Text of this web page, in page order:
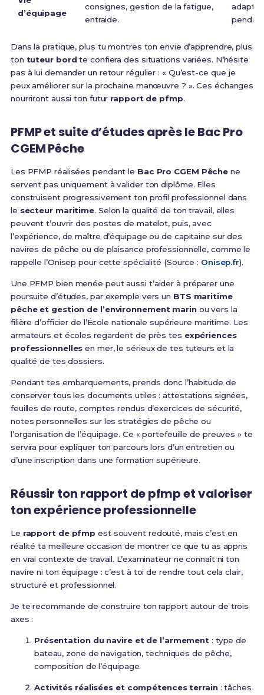
d’équipage
consignes, gestion de la fatigue,
entraide.
Dans la pratique, plus tu montres ton envie d’apprendre, plus
ton tuteur bord te confiera des situations variées. N’hésite
pas à lui demander un retour régulier : « Qu’est-ce que je
peux améliorer sur la prochaine manœuvre ? ». Ces échanges
nourriront aussi ton futur rapport de pfmp.
PFMP et suite d’études après le Bac Pro
CGEM Pêche
Les PFMP réalisées pendant le Bac Pro CGEM Pêche ne
servent pas uniquement à valider ton diplôme. Elles
construisent progressivement ton profil professionnel dans
le secteur maritime. Selon la qualité de ton travail, elles
peuvent t’ouvrir des postes de matelot, puis, avec
l’expérience, de maître d’équipage ou de capitaine sur des
navires de pêche ou de plaisance professionnelle, comme le
rappelle l’Onisep pour cette spécialité (Source : Onisep.fr).
Une PFMP bien menée peut aussi t’aider à préparer une
poursuite d’études, par exemple vers un BTS maritime
pêche et gestion de l’environnement marinou vers la
filière d’officier de l’École nationale supérieure maritime. Les
armateurs et écoles regardent de près tes expériences
professionnelles en mer, le sérieux de tes tuteurs et la
qualité de tes dossiers.
Pendant tes embarquements, prends donc l’habitude de
conserver tous les documents utiles : attestations signées,
feuilles de route, comptes rendus d’exercices de sécurité,
notes personnelles sur les stratégies de pêche ou
l’organisation de l’équipage. Ce « portefeuille de preuves » te
servira pour expliquer ton parcours lors d’un entretien ou
d’une inscription dans une formation supérieure.
Réussir ton rapport de pfmp et valoriser
ton expérience professionnelle
Le rapport de pfmp est souvent redouté, mais c’est en
réalité ta meilleure occasion de montrer ce que tu as appris
en vrai contexte de travail. L’examinateur ne connaît ni ton
navire ni ton équipage : c’est à toi de rendre tout cela clair,
structuré et professionnel.
Je te recommande de construire ton rapport autour de trois
axes :
Présentation du navire et de l’armement : type de
bateau, zone de navigation, techniques de pêche,
composition de l’équipage.
Activités réalisées et compétences terrain: tâches